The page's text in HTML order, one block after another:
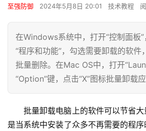
至强防御 2024年5月8日 20:01 技术教程
在Windows系统中，打开“控制面板”
“程序和功能”，勾选需要卸载的软件
批量删除。在Mac OS中，打开
“Option”键，点击“X”图标批量卸载应
批量卸载电脑上的软件可以节省
是当系统中安装了众多不再需要的程